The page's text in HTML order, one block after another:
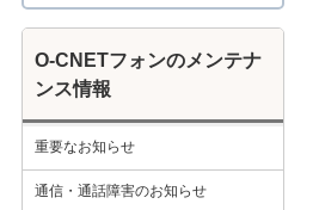
O-CNETフォンのメンテナ
ンス情報
重要なお知らせ
通信・通話障害のお知らせ